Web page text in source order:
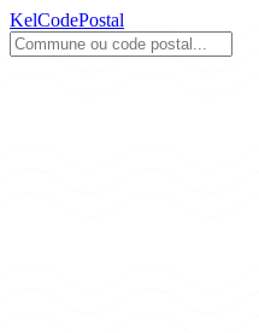
KelCodePostal